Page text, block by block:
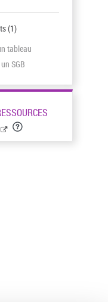
(1)
tableau
SGB